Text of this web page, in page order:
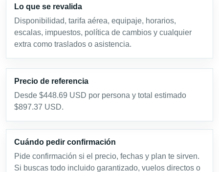
Lo que se revalida
Disponibilidad, tarifa aérea, equipaje, horarios,
escalas, impuestos, política de cambios y cualquier
extra como traslados o asistencia.
Precio de referencia
Desde $448.69 USD por persona y total estimado
$897.37 USD.
Cuándo pedir confirmación
Pide confirmación si el precio, fechas y plan te sirven.
Si buscas todo incluido garantizado, vuelos directos o